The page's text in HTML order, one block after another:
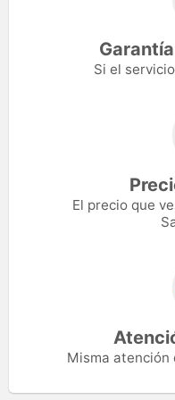
Si el
El precio que
Misma atención